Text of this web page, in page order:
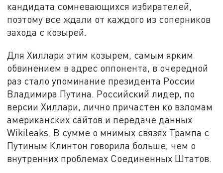
кандидата сомневающихся избирателей,
поэтому все ждали от каждого из соперников
захода с козырей.
Для Хиллари этим козырем, самым ярким
обвинением в адрес оппонента, в очередной
раз стало упоминание президента России
Владимира Путина. Российский лидер, по
версии Хиллари, лично причастен ко взломам
американских сайтов и передаче данных
Wikileaks. В сумме о мнимых связях Трампа с
Путиным Клинтон говорила больше, чем о
внутренних проблемах Соединенных Штатов.